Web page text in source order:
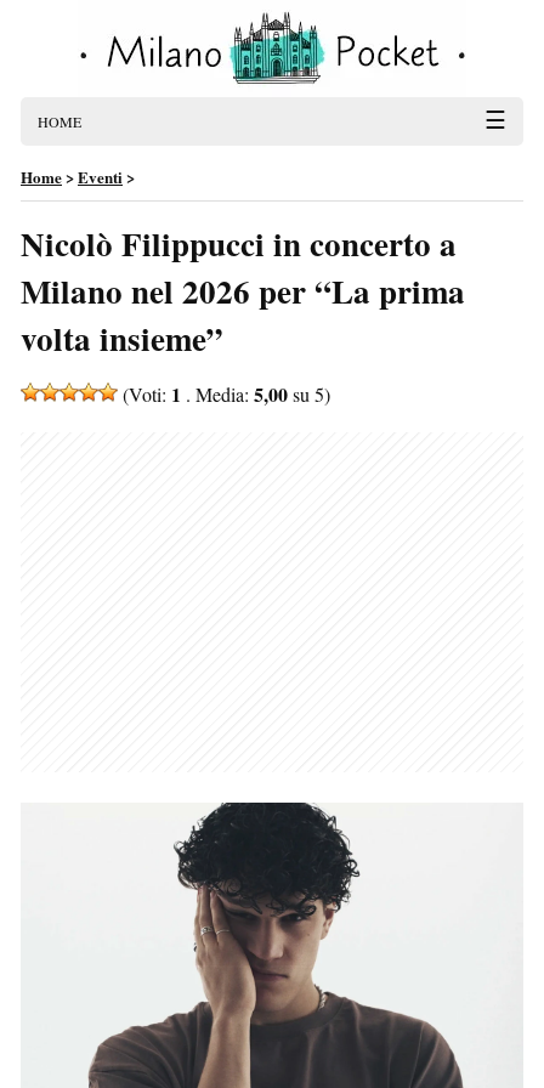
HOME ☰
Home>Eventi>
Nicolò Filippucci in concerto a
Milano nel 2026 per “La prima
volta insieme”
(Voti: 1 . Media: 5,00su 5)